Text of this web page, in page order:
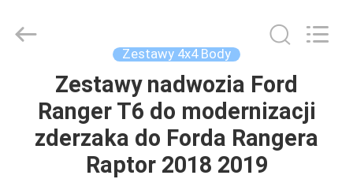
PRODUKTY
Commerce
Zestawy 4x4 Body
Zestawy nadwozia Ford
Ranger T6 do modernizacji
zderzaka do Forda Rangera
Raptor 2018 2019